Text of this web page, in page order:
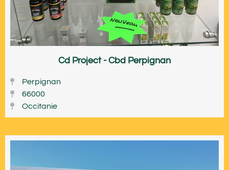
Cd Project - Cbd Perpignan
Perpignan
66000
Occitanie